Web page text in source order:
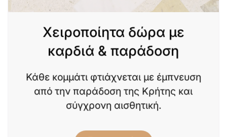
Χειροποίητα δώρα με
καρδιά & παράδοση
Κάθε κομμάτι φτιάχνεται με έμπνευση
από την παράδοση της Κρήτης και
σύγχρονη αισθητική.